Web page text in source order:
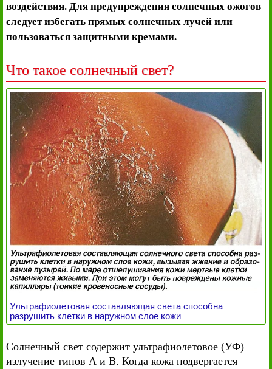
воздействия. Для предупреждения солнечных ожогов
следует избегать прямых солнечных лучей или
пользоваться защитными кремами.
Что такое солнечный свет?
Ультрафиолетовая составляющая света способна
разрушить клетки в наружном слое кожи
Солнечный свет содержит ультрафиолетовое (УФ)
излучение типов А и В. Когда кожа подвергается